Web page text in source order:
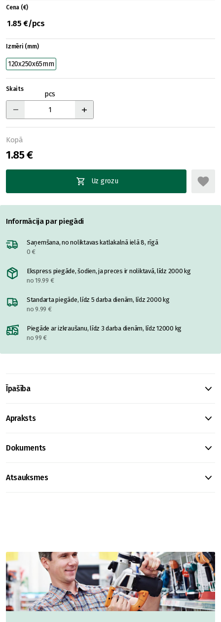
Cena (€)
1.85 €/pcs
Izmēri (mm)
120x250x65mm
Skaits
pcs
Kopā
1.85 €
Uz grozu
Informācija par piegādi
Saņemšana, no noliktavas katlakalnā ielā 8, rīgā
0 €
Ekspress piegāde, šodien, ja preces ir noliktavā, līdz 2000 kg
no 19.99 €
Standarta piegāde, līdz 5 darba dienām, līdz 2000 kg
no 9.99 €
Piegāde ar izkraušanu, līdz 3 darba dienām, līdz 12000 kg
no 99 €
Īpašība
Apraksts
Dokuments
Atsauksmes